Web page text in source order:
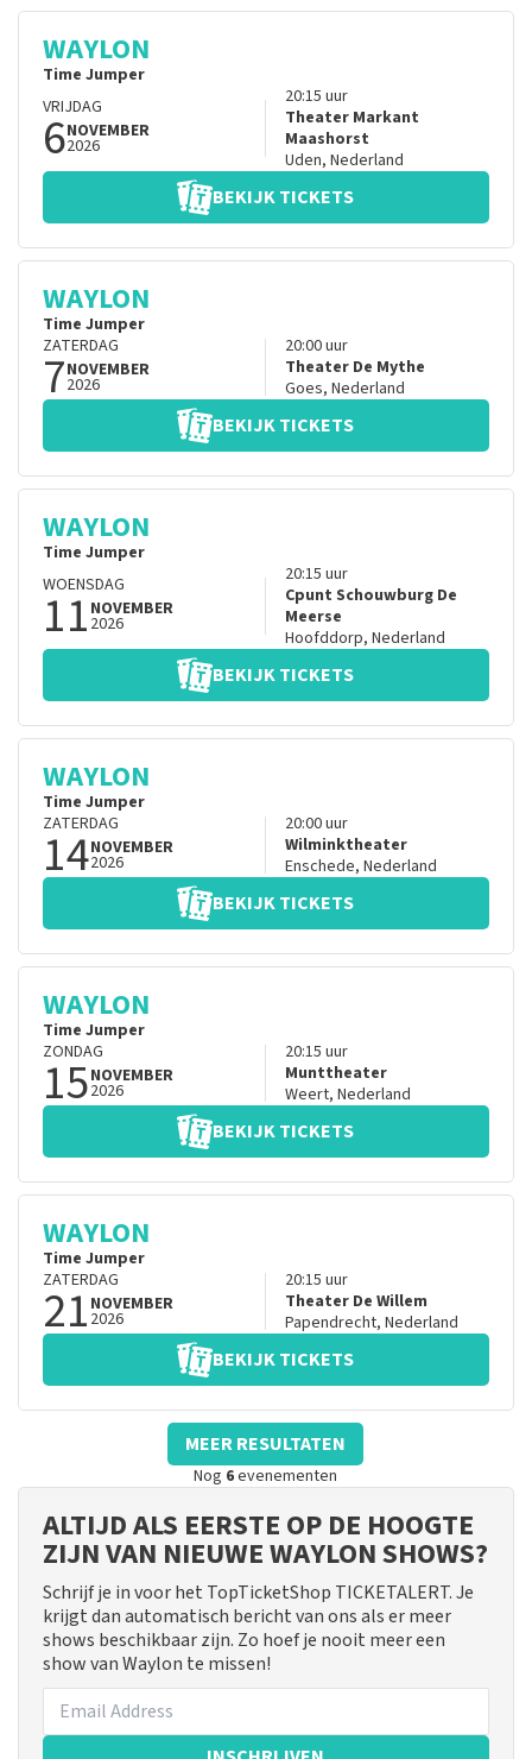
WAYLON
Time Jumper
VRIJDAG
6NOVEMBER
2026
20:15 uur
Theater Markant
Maashorst
Uden, Nederland
BEKIJK TICKETS
WAYLON
Time Jumper
ZATERDAG
7NOVEMBER
2026
20:00uur
Theater De Mythe
Goes, Nederland
BEKIJK TICKETS
WAYLON
Time Jumper
WOENSDAG
11 NOVEMBER
2026
20:15 uur
Cpunt Schouwburg De
Meerse
Hoofddorp, Nederland
BEKIJK TICKETS
WAYLON
Time Jumper
ZATERDAG
14NOVEMBER
2026
20:00uur
Wilminktheater
Enschede, Nederland
BEKIJK TICKETS
WAYLON
Time Jumper
ZONDAG
15NOVEMBER
2026
20:15 uur
Munttheater
Weert, Nederland
BEKIJK TICKETS
WAYLON
Time Jumper
ZATERDAG
21 NOVEMBER
2026
20:15 uur
Theater De Willem
Papendrecht, Nederland
BEKIJK TICKETS
MEER RESULTATEN
Nog 6evenementen
ALTIJD ALS EERSTE OP DE HOOGTE
ZIJN VAN NIEUWE WAYLON SHOWS?
Schrijf je in voor het TopTicketShop TICKETALERT. Je
krijgt dan automatisch bericht van ons als er meer
shows beschikbaar zijn. Zo hoef je nooit meer een
show van Waylon te missen!